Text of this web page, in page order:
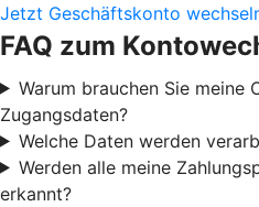
Jetzt Geschäftskonto
FAQ zum
Warum brauchen Sie meine
Zugangsdaten?
Welche Daten werden
Werden alle meine
erkannt?